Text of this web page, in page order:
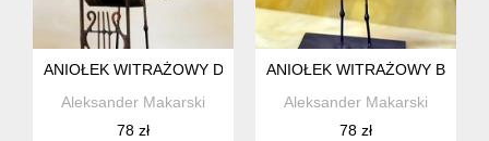
ANIOŁEK WITRAŻOWY DYRYGENT
Aleksander Makarski
78 zł
ANIOŁEK WITRAŻOWY
Aleksander Makarski
78 zł